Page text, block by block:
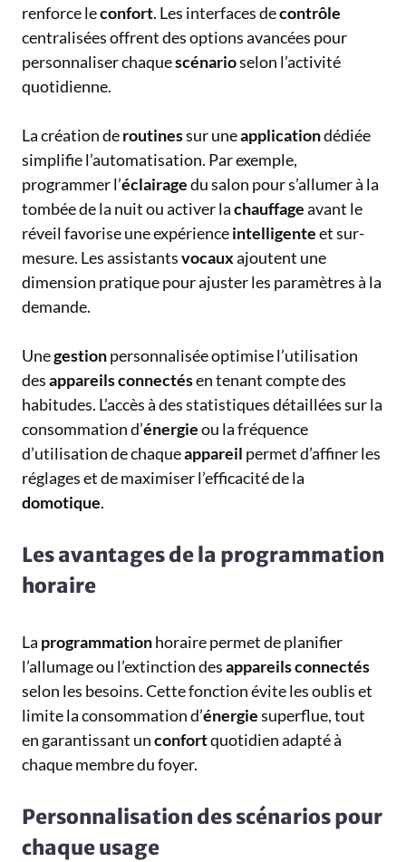
renforce leconfort. Les interfaces decontrôle
centralisées offrent des options avancées pour
personnaliser chaquescénarioselon l’activité
quotidienne.
La création deroutinessur uneapplicationdédiée
simplifie l’automatisation. Par exemple,
programmer l’éclairagedu salon pour s’allumer à la
tombée de la nuit ou activer lachauffageavant le
réveil favorise une expérienceintelligenteet sur-
mesure. Les assistantsvocauxajoutent une
dimension pratique pour ajuster les paramètres à la
demande.
Unegestionpersonnalisée optimise l’utilisation
desappareilsconnectésen tenant compte des
habitudes. L’accès à des statistiques détaillées sur la
consommation d’énergieou la fréquence
d’utilisation de chaqueappareil permet d’affiner les
réglages et de maximiser l’efficacité de la
domotique.
Les avantages de la programmation
horaire
La programmationhoraire permet de planifier
l’allumage ou l’extinction desappareilsconnectés
selon les besoins. Cette fonction évite les oublis et
limite la consommation d’énergiesuperflue, tout
en garantissant unconfortquotidien adapté à
chaque membre du foyer.
Personnalisation des scénarios pour
chaque usage